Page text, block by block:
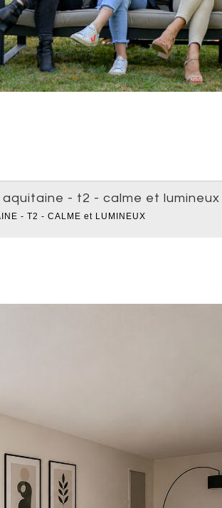
aquitaine - t2 - calme et lumineux
- T2 - CALME et LUMINEUX